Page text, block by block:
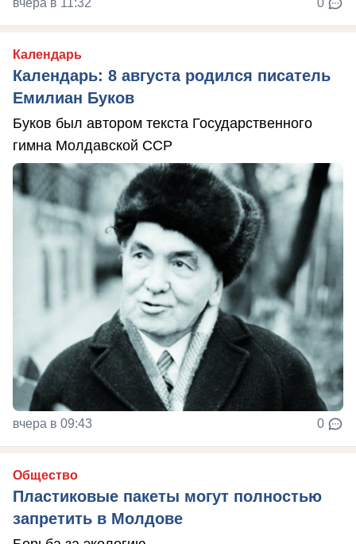
Календарь
Календарь: 8 августа родился писатель
Емилиан Буков
Буков был автором текста Государственного
гимна Молдавской ССР
вчера в 09:43 0
Общество
Пластиковые пакеты могут полностью
запретить в Молдове